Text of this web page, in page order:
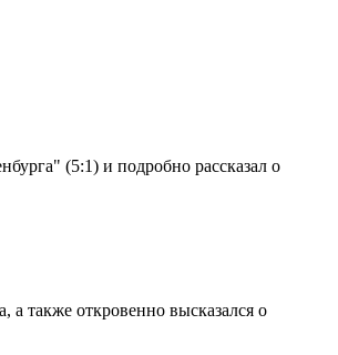
(5:1) и подробно рассказал о
также откровенно высказался о